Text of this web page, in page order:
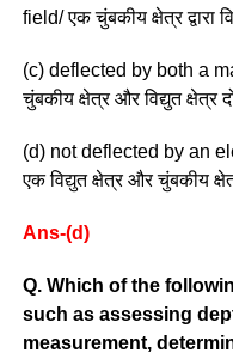
field/ एक चुंबकीय क्षेत्र द्वारा
(c) deflected by both a
चुंबकीय क्षेत्र और विद्युत क्षेत्र
(d) not deflected by an
एक विद्युत क्षेत्र और चुंबकीय क्षेत्र
Ans-(d)
Q. Which of the
such as assessing
measurement,